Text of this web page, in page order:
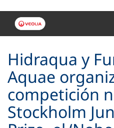
Hidraqua y
Aquae
competición
Stockholm